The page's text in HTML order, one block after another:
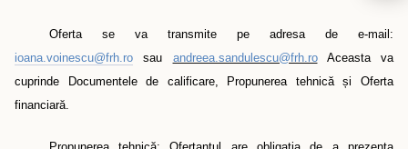
Oferta se va transmite pe adresa de e-mail:
ioana.voinescu@frh.ro sau andreea.sandulescu@frh.ro
Aceasta va
cuprinde Documentele de calificare, Propunerea tehnică și Oferta
financiară.